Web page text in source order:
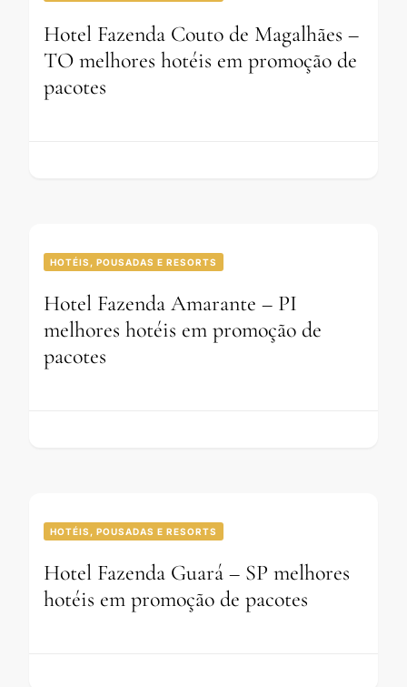
Hotel Fazenda Couto de Magalhães –
TO melhores hotéis em promoção de
pacotes
HOTÉIS, POUSADAS E RESORTS
Hotel Fazenda Amarante – PI
melhores hotéis em promoção de
pacotes
HOTÉIS, POUSADAS E RESORTS
Hotel Fazenda Guará – SP melhores
hotéis em promoção de pacotes